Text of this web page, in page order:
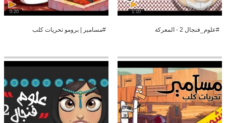
1:10
#علوم_فنجال 2 - المعركة
0:20
#مسامير | برومو تحريات كلب